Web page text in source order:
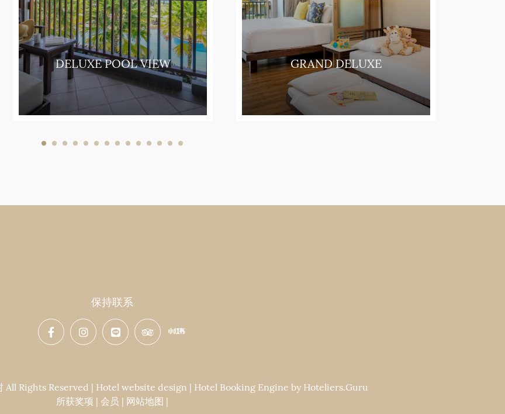
DELUXE POOL VIEW GRAND DELUXE
保持联系
All Rights Reserved | Hotel website design | Hotel Booking Engine by Hoteliers.Guru
所获奖项 | 会员 | 网站地图 |